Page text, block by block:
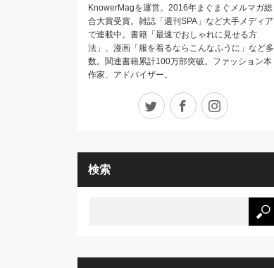
KnowerMagを運営。2016年まぐまぐメルマガ総
合大賞受賞。雑誌「週刊SPA」など大手メディア
で連載中。書籍「最速でおしゃれに見せる方
法」、漫画「服を着るならこんなふうに」など多
数。関連書籍累計100万部突破。ファッション本
作家、アドバイザー。
Twitter Facebook
検索